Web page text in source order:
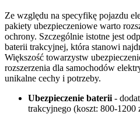
Ze względu na specyfikę pojazdu
pakiety ubezpieczeniowe warto
ochrony. Szczególnie istotne jest
baterii trakcyjnej, która stanowi
Większość towarzystw
rozszerzenia dla samochodów
unikalne cechy i potrzeby.
Ubezpieczenie baterii -
trakcyjnego (koszt: 800-1200